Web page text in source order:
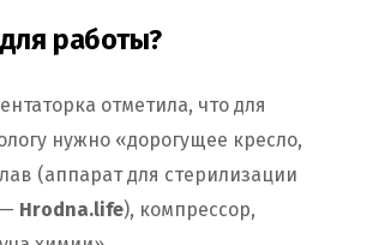
работы?
отметила, что для
нужно «дорогущее кресло,
(аппарат для стерилизации
Hrodna.life), компрессор,